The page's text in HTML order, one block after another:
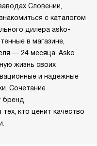
Словении,
с каталогом
дилера asko-
в магазине,
— 24 месяца. Asko
жизнь своих
и надежные
Сочетание
бренд
кто ценит качество